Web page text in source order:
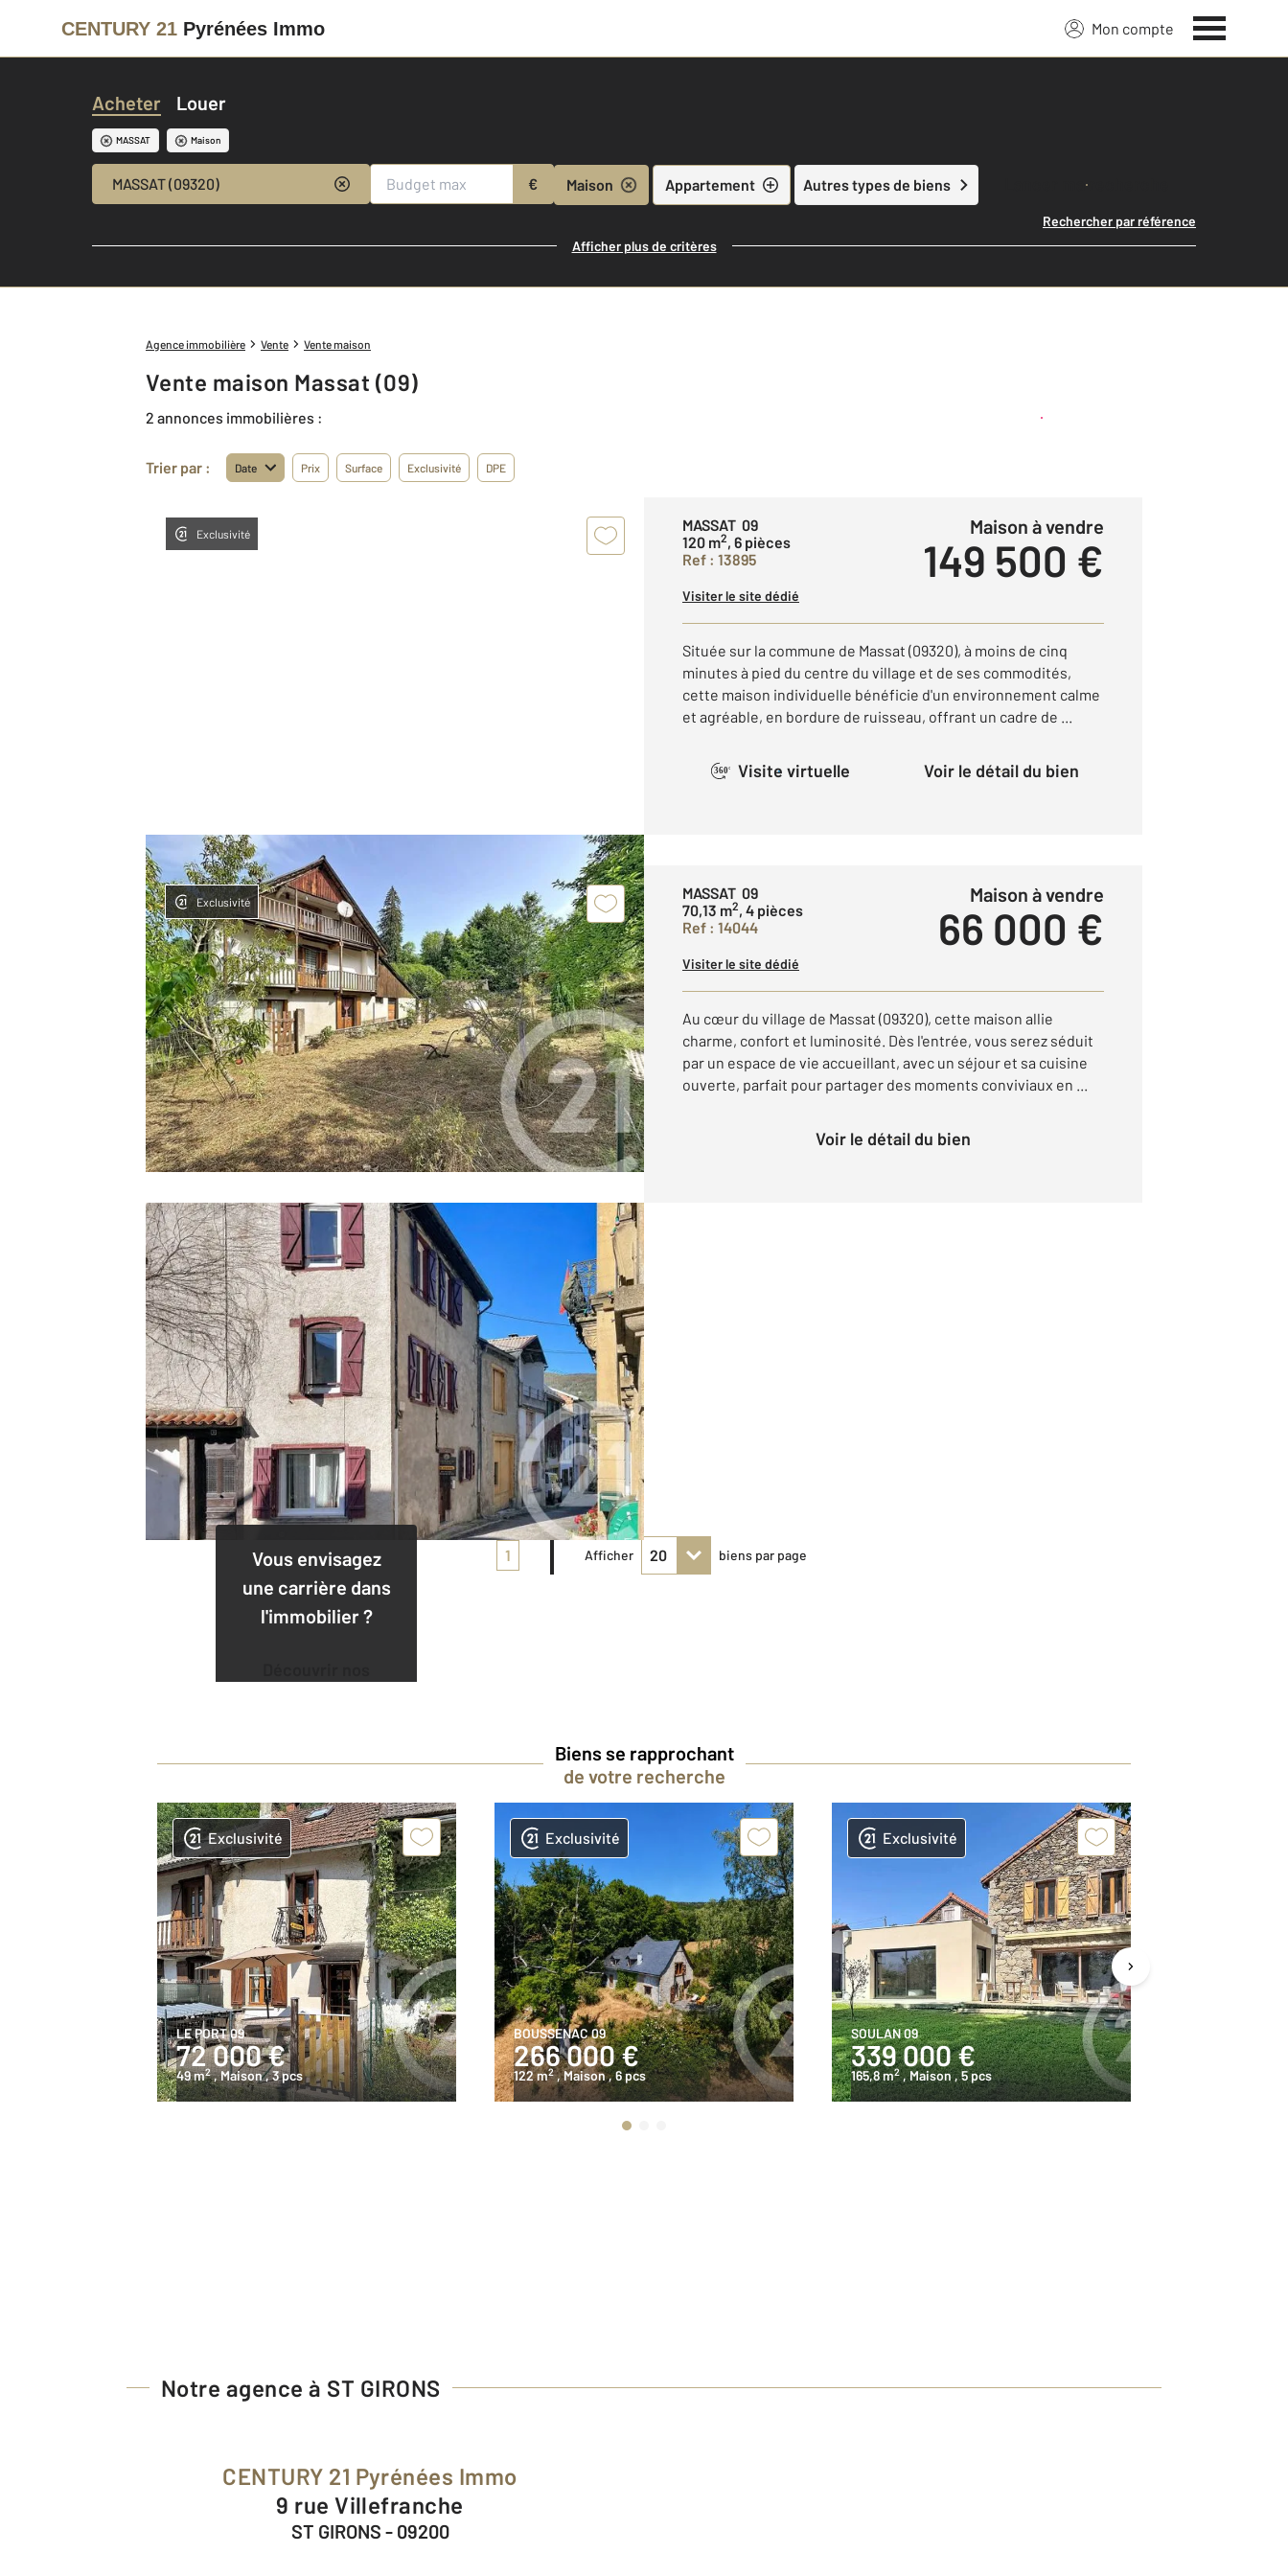
CENTURY 21 Pyrénées Immo Mon compte
Acheter Louer
MASSAT Maison
MASSAT (09320) € Maison Appartement Autres types de biens Lancer ma recherche
Rechercher par référence
Afficher plus de critères
Agence immobilière Vente Vente maison
Vente maison Massat (09)
2 annonces immobilières : Créer une alerte
Trier par : Date Prix Surface Exclusivité DPE
Exclusivité
MASSAT 09
120 m2, 6 pièces
Ref : 13895
Maison à vendre
149 500 €
Visiter le site dédié
Située sur la commune de Massat (09320), à moins de cinq
minutes à pied du centre du village et de ses commodités,
cette maison individuelle bénéficie d'un environnement calme
et agréable, en bordure de ruisseau, offrant un cadre de ...
360° Visite virtuelle Voir le détail du bien
Exclusivité
MASSAT 09
70,13 m2, 4 pièces
Ref : 14044
Maison à vendre
66 000 €
Visiter le site dédié
Au cœur du village de Massat (09320), cette maison allie
charme, confort et luminosité. Dès l'entrée, vous serez séduit
par un espace de vie accueillant, avec un séjour et sa cuisine
ouverte, parfait pour partager des moments conviviaux en ...
Voir le détail du bien
Vous envisagez
une carrière dans
l'immobilier ?
1 Afficher biens par page
Biens se rapprochant
de votre recherche
Exclusivité
LE PORT 09
72 000 €
49 m2 , Maison, 3 pcs
Exclusivité
BOUSSENAC 09
266 000 €
122 m2 , Maison, 6 pcs
Exclusivité
SOULAN 09
339 000 €
165,8 m2 , Maison, 5 pcs
Notre agence à ST GIRONS
CENTURY 21 Pyrénées Immo
9 rue Villefranche
ST GIRONS - 09200